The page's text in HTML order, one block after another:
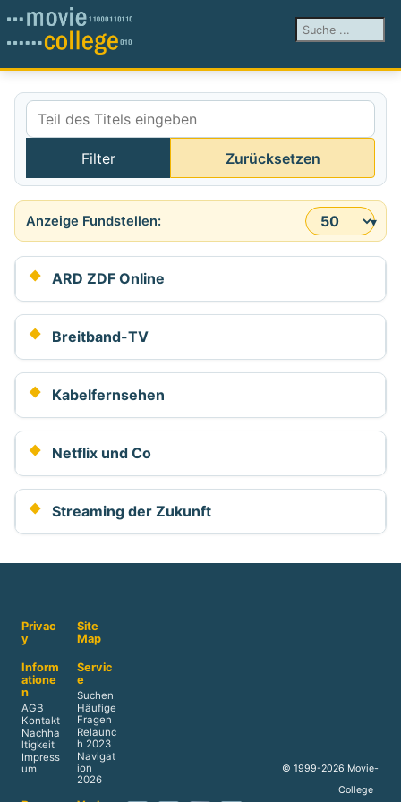
Suchen ...
Teil des Titels eingeben
Filter Zurücksetzen
Anzeige #
ARD ZDF Online
Breitband-TV
Kabelfernsehen
Netflix und Co
Streaming der Zukunft
Privac
y
Site
Map
Inform
atione
n
AGB
Kontakt
Nachha
ltigkeit
Impress
um
Servic
e
Suchen
Häufige
Fragen
Relaunc
h 2023
Navigat
ion
2026
© 1999-2026 Movie-
College